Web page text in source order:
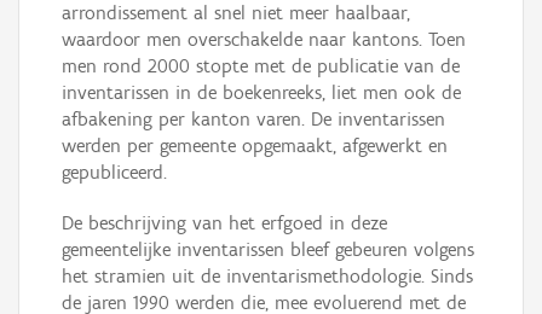
arrondissement al snel niet meer haalbaar,
waardoor men overschakelde naar kantons. Toen
men rond 2000 stopte met de publicatie van de
inventarissen in de boekenreeks, liet men ook de
afbakening per kanton varen. De inventarissen
werden per gemeente opgemaakt, afgewerkt en
gepubliceerd.
De beschrijving van het erfgoed in deze
gemeentelijke inventarissen bleef gebeuren volgens
het stramien uit de inventarismethodologie. Sinds
de jaren 1990 werden die, mee evoluerend met de